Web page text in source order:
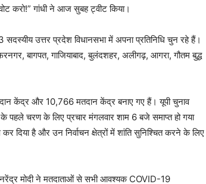
करो!” गांधी ने आज सुबह ट्वीट किया।
उत्तर प्रदेश विधानसभा में अपना प्रतिनिधि चुन रहे हैं।
बागपत, गाजियाबाद, बुलंदशहर, अलीगढ़, आगरा, गौतम बुद्ध
केंद्र और 10,766 मतदान केंद्र बनाए गए हैं। यूपी चुनाव
चरण के लिए प्रचार मंगलवार शाम 6 बजे समाप्त हो गया
दिया है और उन निर्वाचन क्षेत्रों में शांति सुनिश्चित करने के लिए
मोदी ने मतदाताओं से सभी आवश्यक COVID-19